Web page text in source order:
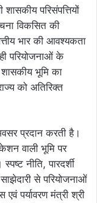
परिसंपत्तियों
विकसित की
भार की आवश्यकता
परियोजनाओं के
भूमि का
को अतिरिक्त
प्रदान करती है।
वाली भूमि पर
नीति, पारदर्शी
से परियोजनाओं
पर्यावरण मंत्री श्री